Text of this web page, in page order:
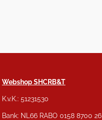
Webshop SHCRB&T
K.v.K.: 51231530
Bank: NL66 RABO 0158 8700 26